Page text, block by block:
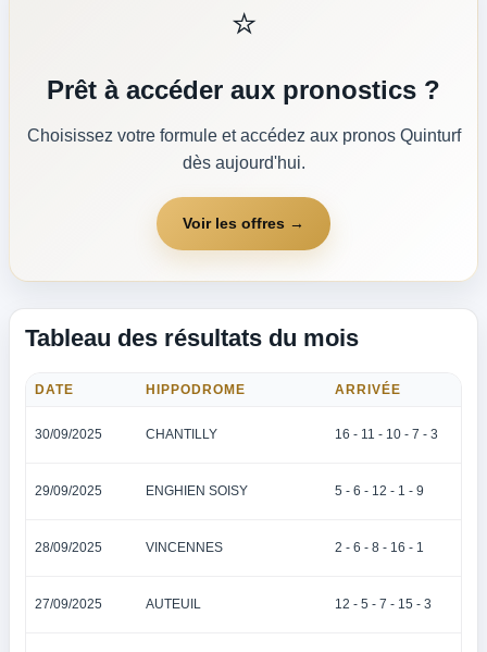
⭐
Prêt à accéder aux pronostics ?
Choisissez votre formule et accédez aux pronos Quinturf
dès aujourd'hui.
Voir les offres →
Tableau des résultats du mois
DATE HIPPODROME ARRIVÉE
30/09/2025 CHANTILLY 16 - 11 - 10 - 7 - 3
29/09/2025 ENGHIEN SOISY 5 - 6 - 12 - 1 - 9
28/09/2025 VINCENNES 2 - 6 - 8 - 16 - 1
27/09/2025 AUTEUIL 12 - 5 - 7 - 15 - 3